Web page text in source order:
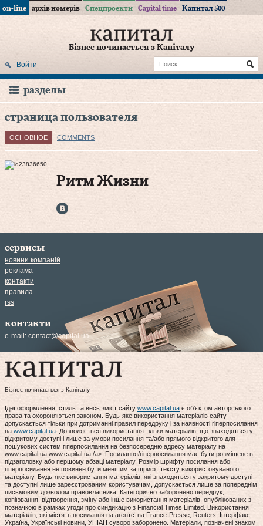
on-line архів номерів Спецпроекти Capital time Капитал 500
Бізнес починається з Капіталу
Войти
разделы
страница пользователя
ОСНОВНОЕ COMMENTS
Ритм Жизни
сервисы
новини компаній
реклама
контакти
правила
rss
контакти
e-mail: contact@capital.ua
Бізнес починається з Капіталу
Ідеї оформлення, стиль та весь зміст сайту www.capital.ua є об'єктом авторського
права та охороняються законом. Будь-яке використання матеріалів сайту
допускається тільки при дотриманні правил передруку і за наявності гіперпосилання
на www.capital.ua . Дозволяється використання тільки матеріалів, що знаходяться у
відкритому доступі і лише за умови посилання та/або прямого відкритого для
пошукових систем гіперпосилання на безпосередню адресу матеріалу на
www.capital.ua www.capital.ua /a>. Посилання/гіперпосилання має бути розміщене в
підзаголовку або першому абзаці матеріалу. Розмір шрифту посилання або
гіперпосилання не повинен бути меншим за шрифт тексту використовуваного
матеріалу. Будь-яке використання матеріалів, які знаходяться у закритому доступі
та доступні лише зареєстрованим користувачам, допускається лише за попереднім
письмовим дозволом правовласника. Категорично заборонено передрук,
копіювання, відтворення, зміну або інше використання матеріалів, опублікованих з
позначкою в рамках угоди про синдикацію з Financial Times Limited. Використання
матеріалів, які містять посилання на агентства France-Presse, Reuters, Інтерфакс-
Україна, Українські новини, УНІАН суворо заборонено. Матеріали, позначені знаком